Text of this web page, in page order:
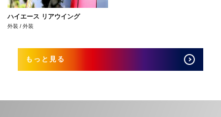
ハイエース リアウイング
外装 / 外装
もっと見る